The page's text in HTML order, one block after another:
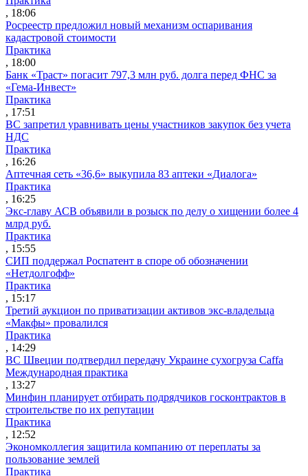
, 18:06
Росреестр предложил новый механизм оспаривания
кадастровой стоимости
Практика
, 18:00
Банк «Траст» погасит 797,3 млн руб. долга перед ФНС за
«Гема-Инвест»
Практика
, 17:51
ВС запретил уравнивать цены участников закупок без учета
НДС
Практика
, 16:26
Аптечная сеть «36,6» выкупила 83 аптеки «Диалога»
Практика
, 16:25
Экс-главу АСВ объявили в розыск по делу о хищении более 4
млрд руб.
Практика
, 15:55
СИП поддержал Роспатент в споре об обозначении
«Нетдолгофф»
Практика
, 15:17
Третий аукцион по приватизации активов экс-владельца
«Макфы» провалился
Практика
, 14:29
ВС Швеции подтвердил передачу Украине сухогруза Caffa
Международная практика
, 13:27
Минфин планирует отбирать подрядчиков госконтрактов в
строительстве по их репутации
Практика
, 12:52
Экономколлегия защитила компанию от переплаты за
пользование землей
Практика